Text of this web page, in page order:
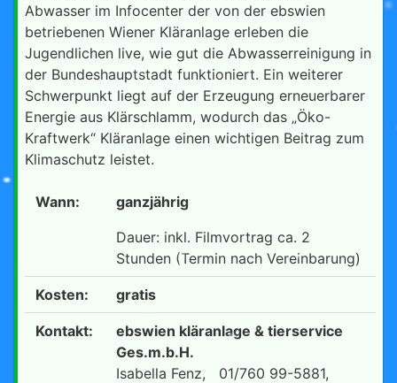
Abwasser im Infocenter der von der ebswien
betriebenen Wiener Kläranlage erleben die
Jugendlichen live, wie gut die Abwasserreinigung in
der Bundeshauptstadt funktioniert. Ein weiterer
Schwerpunkt liegt auf der Erzeugung erneuerbarer
Energie aus Klärschlamm, wodurch das „Öko-
Kraftwerk“ Kläranlage einen wichtigen Beitrag zum
Klimaschutz leistet.
Wann:
ganzjährig
Dauer: inkl. Filmvortrag ca. 2
Stunden (Termin nach Vereinbarung)
Kosten: gratis
Kontakt:
ebswien kläranlage & tierservice
Ges.m.b.H.
Isabella Fenz, 01/760 99-5881,